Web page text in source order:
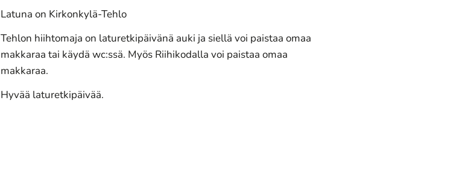
Latuna on Kirkonkylä-Tehlo
Tehlon hiihtomaja on laturetkipäivänä auki ja siellä voi paistaa omaa
makkaraa tai käydä wc:ssä. Myös Riihikodalla voi paistaa omaa
makkaraa.
Hyvää laturetkipäivää.